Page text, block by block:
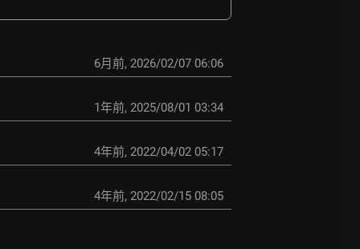
6月前, 2026/02/07 06:06
1年前, 2025/08/01 03:34
4年前, 2022/04/02 05:17
4年前, 2022/02/15 08:05